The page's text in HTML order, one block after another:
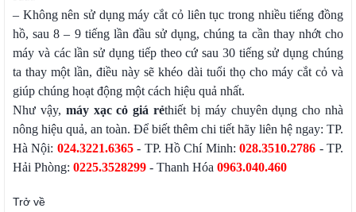
– Không nên sử dụng máy cắt cỏ liên tục trong nhiều tiếng đồng
hồ, sau 8 – 9 tiếng lần đầu sử dụng, chúng ta cần thay nhớt cho
máy và các lần sử dụng tiếp theo cứ sau 30 tiếng sử dụng chúng
ta thay một lần, điều này sẽ khéo dài tuổi thọ cho máy cắt cỏ và
giúp chúng hoạt động một cách hiệu quả nhất.
Như vậy, máy xạc cỏ giá rẻthiết bị máy chuyên dụng cho nhà
nông hiệu quả, an toàn. Để biết thêm chi tiết hãy liên hệ ngay: TP.
Hà Nội: 024.3221.6365- TP. Hồ Chí Minh:028.3510.2786 - TP.
Hải Phòng: 0225.3528299 - Thanh Hóa 0963.040.460
Trở về